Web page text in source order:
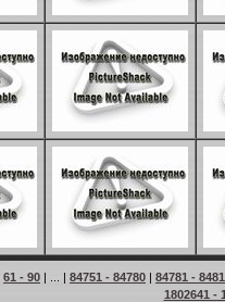
61 - 90 | ... | 84751 - 84780 | 84781 -
1802641 -